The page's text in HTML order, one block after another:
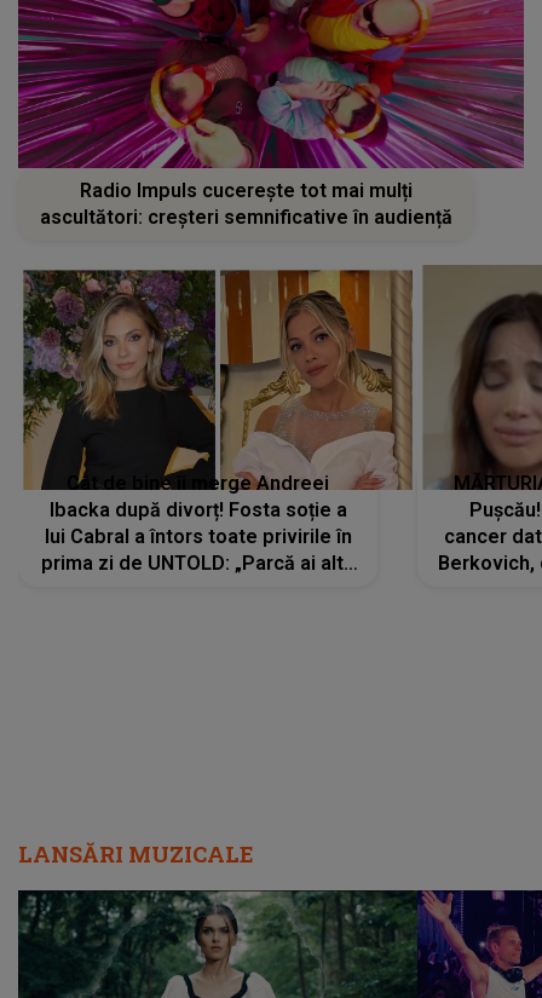
Radio Impuls cucerește tot mai mulți
ascultători: creșteri semnificative în audiență
Cât de bine îi merge Andreei
Ibacka după divorț! Fosta soție a
lui Cabral a întors toate privirile în
prima zi de UNTOLD: „Parcă ai altă
cancer
Berkovich,
LANSĂRI MUZICALE